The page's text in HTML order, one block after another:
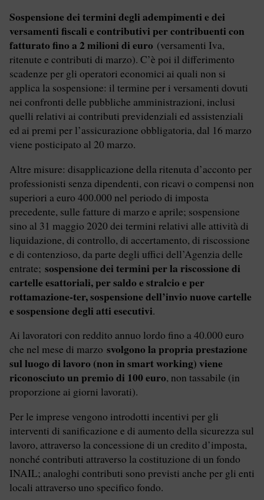
Sospensione dei termini degli adempimenti e dei
versamenti fiscali e contributivi per contribuenti con
fatturato fino a 2 milioni di euro (versamenti Iva,
ritenute e contributi di marzo). C’è poi il differimento
scadenze per gli operatori economici ai quali non si
applica la sospensione: il termine per i versamenti dovuti
nei confronti delle pubbliche amministrazioni, inclusi
quelli relativi ai contributi previdenziali ed assistenziali
ed ai premi per l’assicurazione obbligatoria, dal 16 marzo
viene posticipato al 20 marzo.
Altre misure: disapplicazione della ritenuta d’acconto per
professionisti senza dipendenti, con ricavi o compensi non
superiori a euro 400.000 nel periodo di imposta
precedente, sulle fatture di marzo e aprile; sospensione
sino al 31 maggio 2020 dei termini relativi alle attività di
liquidazione, di controllo, di accertamento, di riscossione
e di contenzioso, da parte degli uffici dell’Agenzia delle
entrate; sospensione dei termini per la riscossione di
cartelle esattoriali, per saldo e stralcio e per
rottamazione-ter, sospensione dell’invio nuove cartelle
e sospensione degli atti esecutivi.
Ai lavoratori con reddito annuo lordo fino a 40.000 euro
che nel mese di marzo svolgono la propria prestazione
sul luogo di lavoro (non in smart working) viene
riconosciuto un premio di 100 euro, non tassabile (in
proporzione ai giorni lavorati).
Per le imprese vengono introdotti incentivi per gli
interventi di sanificazione e di aumento della sicurezza sul
lavoro, attraverso la concessione di un credito d’imposta,
nonché contributi attraverso la costituzione di un fondo
INAIL; analoghi contributi sono previsti anche per gli enti
locali attraverso uno specifico fondo.